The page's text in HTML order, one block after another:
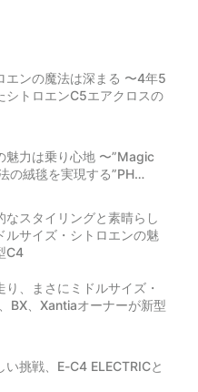
エンの魔法は深まる 〜4年5
シトロエンC5エアクロスの
魅力は乗り心地 〜”Magic
の絨毯を実現する”PH…
なスタイリングと素晴らし
ルサイズ・シトロエンの魅
C4
り、まさにミドルサイズ・
BX、Xantiaオーナーが新型
い挑戦、E-C4 ELECTRICと